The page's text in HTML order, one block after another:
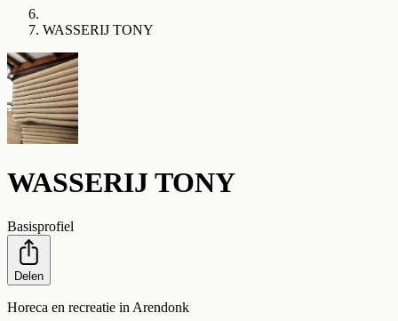
WASSERIJ TONY
WASSERIJ TONY
Basisprofiel
Delen
Horeca en recreatie in Arendonk